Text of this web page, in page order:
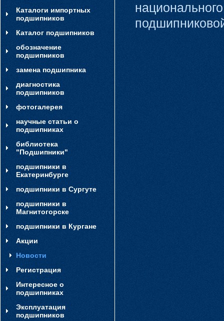
Каталоги импортных
подшипников
Каталог подшипников
обозначение
подшипников
замена подшипника
диагностика
подшипников
фотогалерея
научные статьи о
подшипниках
библиотека
"Подшипники"
подшипники в
Екатеринбурге
подшипники в Сургуте
подшипники в
Магнитогорске
подшипники в Кургане
Акции
Новости
Регистрация
Интересное о
подшипниках
Эксплуатация
подшипников